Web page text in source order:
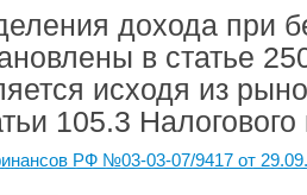
дохода при
в статье
исходя из
105.3 Налогового
РФ №03-03-07/9417 от